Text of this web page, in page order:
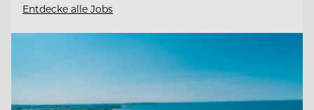
Entdecke alle Jobs